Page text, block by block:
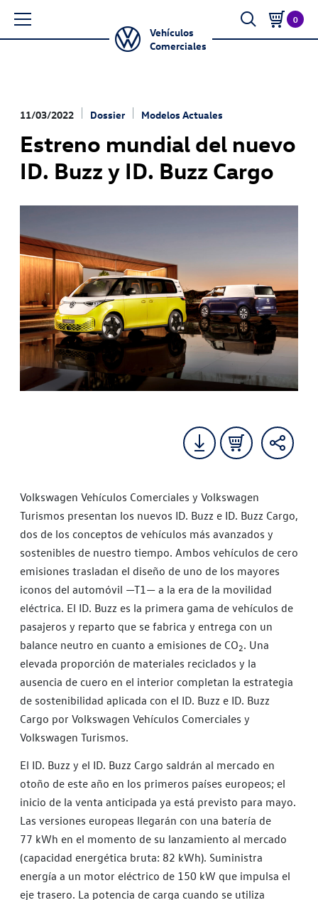
0
Vehículos
Comerciales
11/03/2022 Dossier Modelos Actuales
Estreno mundial del nuevo
ID. Buzz y ID. Buzz Cargo
Volkswagen Vehículos Comerciales y Volkswagen
Turismos presentan los nuevos ID. Buzz e ID. Buzz Cargo,
dos de los conceptos de vehículos más avanzados y
sostenibles de nuestro tiempo. Ambos vehículos de cero
emisiones trasladan el diseño de uno de los mayores
iconos del automóvil —T1— a la era de la movilidad
eléctrica. El ID. Buzz es la primera gama de vehículos de
pasajeros y reparto que se fabrica y entrega con un
balance neutro en cuanto a emisiones de CO2. Una
elevada proporción de materiales reciclados y la
ausencia de cuero en el interior completan la estrategia
de sostenibilidad aplicada con el ID. Buzz e ID. Buzz
Cargo por Volkswagen Vehículos Comerciales y
Volkswagen Turismos.
El ID. Buzz y el ID. Buzz Cargo saldrán al mercado en
otoño de este año en los primeros países europeos; el
inicio de la venta anticipada ya está previsto para mayo.
Las versiones europeas llegarán con una batería de
77 kWh en el momento de su lanzamiento al mercado
(capacidad energética bruta: 82 kWh). Suministra
energía a un motor eléctrico de 150 kW que impulsa el
eje trasero. La potencia de carga cuando se utiliza